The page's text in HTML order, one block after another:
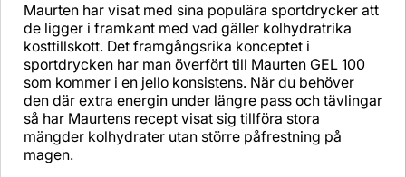
Maurten har visat med sina populära sportdrycker att
de ligger i framkant med vad gäller kolhydratrika
kosttillskott. Det framgångsrika konceptet i
sportdrycken har man överfört till Maurten GEL 100
som kommer i en jello konsistens. När du behöver
den där extra energin under längre pass och tävlingar
så har Maurtens recept visat sig tillföra stora
mängder kolhydrater utan större påfrestning på
magen.